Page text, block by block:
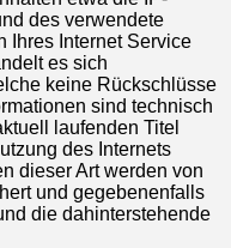
des verwendete
Ihres Internet Service
es sich
keine Rückschlüsse
sind technisch
laufenden Titel
des Internets
dieser Art werden von
und gegebenenfalls
die dahinterstehende